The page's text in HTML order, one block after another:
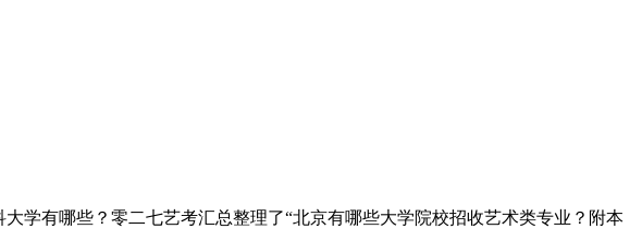
学有哪些？零二七艺考汇总整理了“北京有哪些大学院校招收艺术类专业？附本